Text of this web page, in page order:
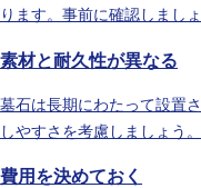
ります。事前に確認しましょ
素材と耐久性が異なる
墓石は長期にわたって設置
しやすさを考慮しましょう。
費用を決めておく